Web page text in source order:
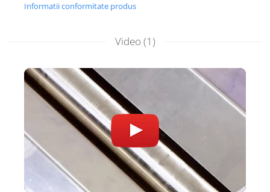
Informatii conformitate produs
Video (1)